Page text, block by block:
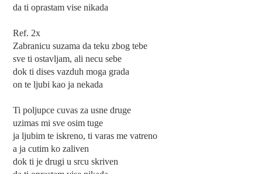
da ti oprastam vise nikada
Ref. 2x
Zabranicu suzama da teku zbog tebe
sve ti ostavljam, ali necu sebe
dok ti dises vazduh moga grada
on te ljubi kao ja nekada
Ti poljupce cuvas za usne druge
uzimas mi sve osim tuge
ja ljubim te iskreno, ti varas me vatreno
a ja cutim ko zaliven
dok ti je drugi u srcu skriven